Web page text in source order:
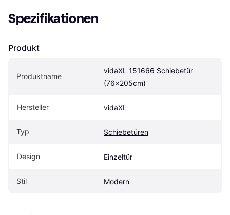
Spezifikationen
Produkt
Produktname
vidaXL 151666 Schiebetür
(76x205cm)
Hersteller vidaXL
Typ Schiebetüren
Design Einzeltür
Stil Modern